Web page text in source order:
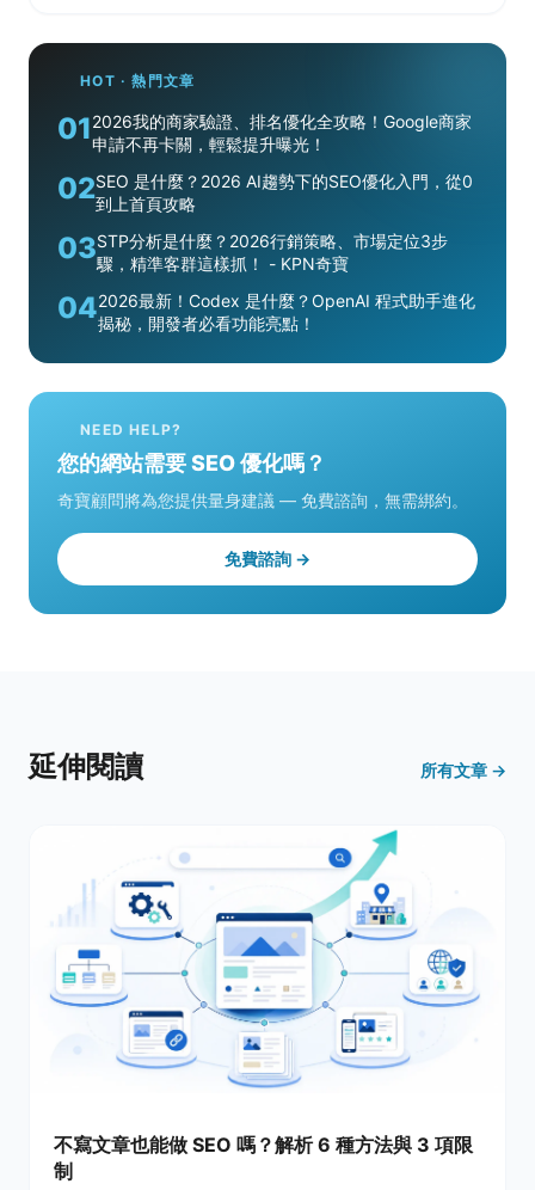
HOT · 熱門文章
012026我的商家驗證、排名優化全攻略！Google商家
申請不再卡關，輕鬆提升曝光！
02SEO 是什麼？2026 AI趨勢下的SEO優化入門，從0
到上首頁攻略
03STP分析是什麼？2026行銷策略、市場定位3步
驟，精準客群這樣抓！ - KPN奇寶
042026最新！Codex 是什麼？OpenAI 程式助手進化
揭秘，開發者必看功能亮點！
NEED HELP?
您的網站需要 SEO 優化嗎？
奇寶顧問將為您提供量身建議 — 免費諮詢，無需綁約。
免費諮詢 →
延伸閱讀 所有文章 →
不寫文章也能做 SEO 嗎？解析 6 種方法與 3 項限
制